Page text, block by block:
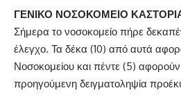
ΓΕΝΙΚΟ ΝΟΣΟΚΟΜΕΙΟ
Σήμερα το νοσοκομείο πήρε
έλεγχο. Τα δέκα (10) από αυτά
Νοσοκομείου και πέντε (5)
προηγούμενη δειγματοληψία